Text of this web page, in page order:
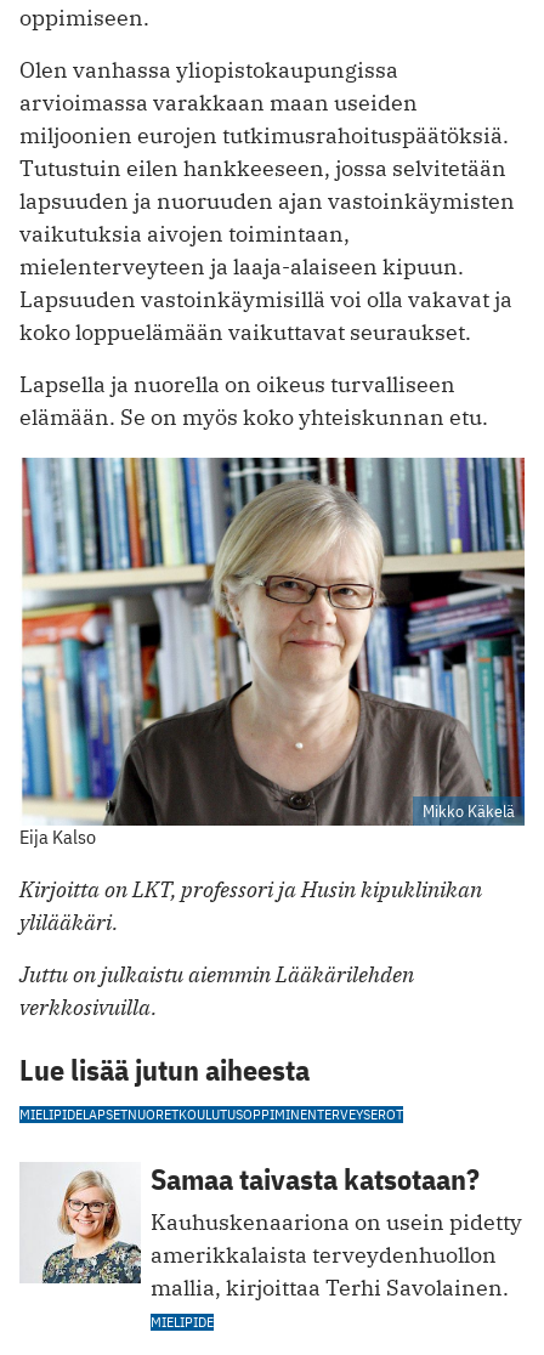
oppimiseen.
Olen vanhassa yliopistokaupungissa
arvioimassa varakkaan maan useiden
miljoonien eurojen tutkimusrahoituspäätöksiä.
Tutustuin eilen hankkeeseen, jossa selvitetään
lapsuuden ja nuoruuden ajan vastoinkäymisten
vaikutuksia aivojen toimintaan,
mielenterveyteen ja laaja-alaiseen kipuun.
Lapsuuden vastoinkäymisillä voi olla vakavat ja
koko loppuelämään vaikuttavat seuraukset.
Lapsella ja nuorella on oikeus turvalliseen
elämään. Se on myös koko yhteiskunnan etu.
Mikko Käkelä
Eija Kalso
Kirjoitta on LKT, professori ja Husin kipuklinikan
ylilääkäri.
Juttu on julkaistu aiemmin Lääkärilehden
verkkosivuilla.
Lue lisää jutun aiheesta
MIELIPIDELAPSETNUORETKOULUTUSOPPIMINENTERVEYSEROT
Samaa taivasta katsotaan?
Kauhuskenaariona on usein pidetty
amerikkalaista terveydenhuollon
mallia, kirjoittaa Terhi Savolainen.
MIELIPIDE